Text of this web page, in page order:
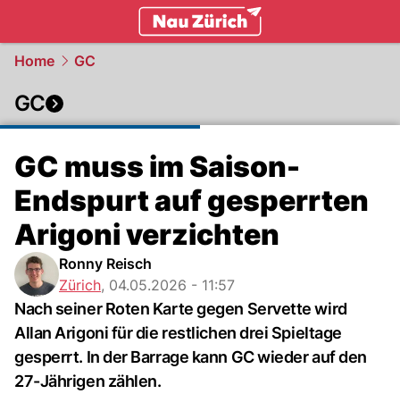
Home GC
GC
GC muss im Saison-
Endspurt auf gesperrten
Arigoni verzichten
Ronny Reisch
Zürich, 04.05.2026 - 11:57
Nach seiner Roten Karte gegen Servette wird
Allan Arigoni für die restlichen drei Spieltage
gesperrt. In der Barrage kann GC wieder auf den
27-Jährigen zählen.